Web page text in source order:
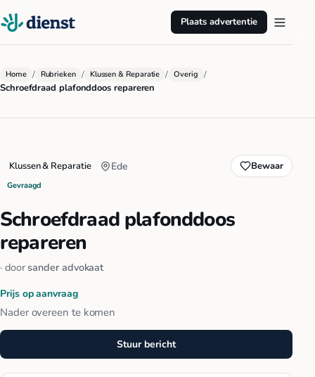
Plaats advertentie
Home / Rubrieken / Klussen & Reparatie / Overig /
Schroefdraad plafonddoos repareren
Klussen & Reparatie Ede Bewaar
Gevraagd
Schroefdraad plafonddoos
repareren
· door sander advokaat
Prijs op aanvraag
Nader overeen te komen
Stuur bericht